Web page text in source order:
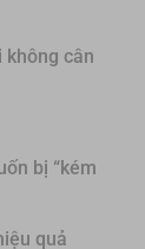
không cân
bị “kém
quả